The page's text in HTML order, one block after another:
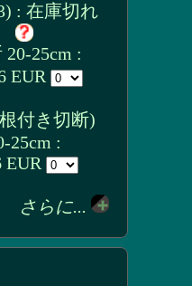
: 在庫切れ
20-25cm :
EUR
付き切断)
25cm :
EUR
さらに...